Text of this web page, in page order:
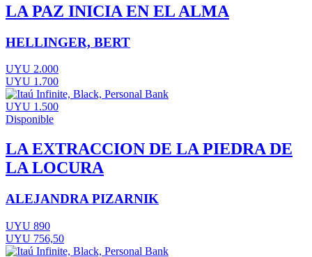
LA PAZ INICIA EN EL ALMA
HELLINGER, BERT
UYU 2.000
UYU 1.700
UYU 1.500
Disponible
LA EXTRACCION DE LA PIEDRA DE
LA LOCURA
ALEJANDRA PIZARNIK
UYU 890
UYU 756,50